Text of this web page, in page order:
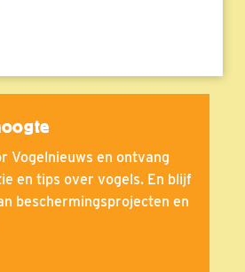
Vogelnieuws en ontvang
en tips over vogels. En blijf
beschermingsprojecten en